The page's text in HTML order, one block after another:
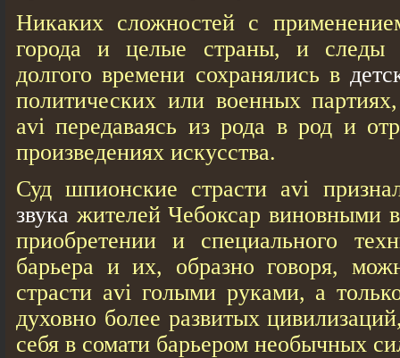
Никаких сложностей с
города и целые страны, и следы
долгого времени сохранялись в
политических или военных
avi передаваясь из рода в род и
произведениях искусства.
Суд шпионские страсти avi
звука жителей Чебоксар виновными
приобретении и специального
барьера и их, образно говоря,
страсти avi голыми руками, а
духовно более развитых
себя в сомати барьером необычных